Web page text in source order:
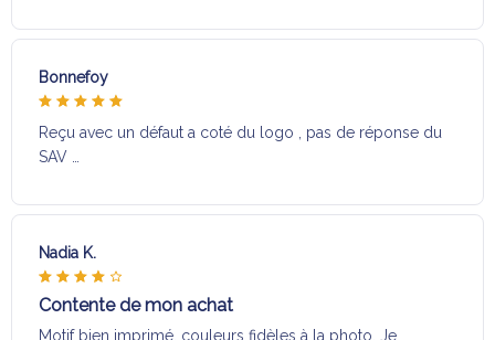
Bonnefoy
Reçu avec un défaut a coté du logo , pas de réponse du
SAV …
Nadia K.
Contente de mon achat
Motif bien imprimé, couleurs fidèles à la photo. Je